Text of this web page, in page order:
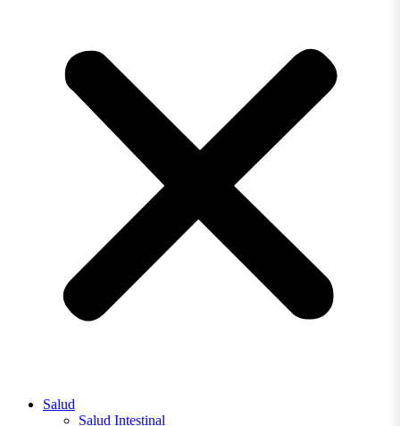
Salud
Salud Intestinal